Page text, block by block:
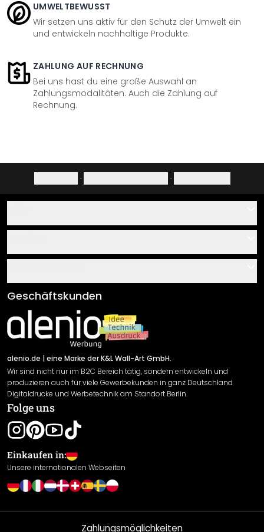
UMWELTBEWUSST
Wir setzen uns aktiv für den Schutz der Umwelt ein
und entwickeln nachhaltige Produkte.
ZAHLUNG AUF RECHNUNG
Bei uns hast du eine große Auswahl an
Zahlungsmodalitäten. Auch die Zahlung auf
Rechnung.
· ·
Über uns
Klebe- und Montageanleitungen
Newsletter An-/Abmeldung
Sendungsverfolgung
AGB
Impressum
Versand & Zahlung
Rücksendung
Widerrufsrecht
Datenschutzerklärung
Gewährleistung
Leistungserklärung / CE-Zeichen
Cookie Einstellungen
Geschäftskunden
alenio.de | eine Marke der K&L Wall-Art GmbH.
Wir sind nicht nur im B2C Bereich tätig, sondern entwickeln und
produzieren auch für viele Gewerbekunden in ganz Deutschland
Digitaldrucke und Werbetechnik am Standort Berlin.
Folge uns
Einkaufen in:
Unsere internationalen Webseiten
Zahlungsmöglichkeiten